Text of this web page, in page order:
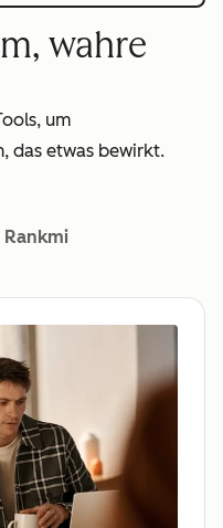
wahre
um
das etwas bewirkt.
Rankmi